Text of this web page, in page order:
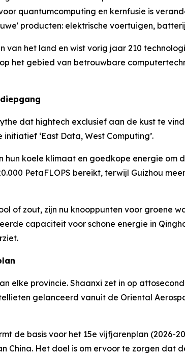
quantumcomputing en kernfusie is
producten: elektrische voertuigen,
van het land en wist vorig jaar 210
het gebied van betrouwbare
dat hightech exclusief aan de kust te
‘East Data, West Computing’.
hun koele klimaat en goedkope energie
PetaFLOPS bereikt, terwijl Guizhou
of zout, zijn nu knooppunten voor groene
capaciteit voor schone energie in
elke provincie. Shaanxi zet in op
gelanceerd vanuit de Oriental
de basis voor het 15e vijfjarenplan (2026-
China. Het doel is om ervoor te zorgen dat